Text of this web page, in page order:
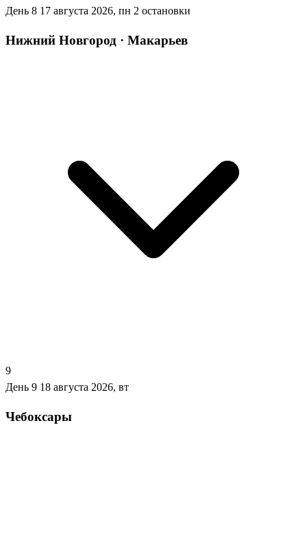
День 8 17 августа 2026, пн 2 остановки
Нижний Новгород · Макарьев
9
День 9 18 августа 2026, вт
Чебоксары